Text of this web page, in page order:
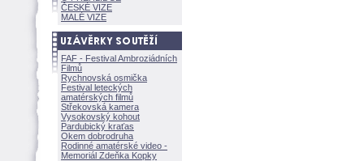
ČESKÉ VIZE
MALÉ VIZE
FAF - Festival Ambroziádních
Filmů
Rychnovská osmička
Festival leteckých
amatérských filmů
Střekovská kamera
Vysokovský kohout
Pardubický kraťas
Okem dobrodruha
Rodinné amatérské video -
Memoriál Zdeňka Kopky